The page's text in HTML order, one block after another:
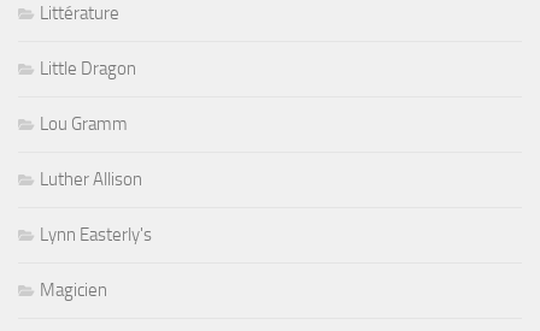
Littérature
Little Dragon
Lou Gramm
Luther Allison
Lynn Easterly's
Magicien